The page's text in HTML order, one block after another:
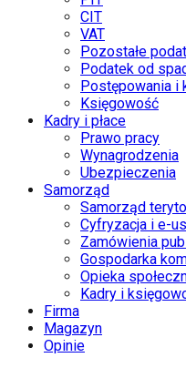
CIT
VAT
Pozostałe
Podatek od
Postępowania i
Księgowość
Kadry i płace
Prawo pracy
Wynagrodzenia
Ubezpieczenia
Samorząd
Samorząd
Cyfryzacja i e-
Zamówienia
Gospodarka
Opieka
Kadry i
Firma
Magazyn
Opinie